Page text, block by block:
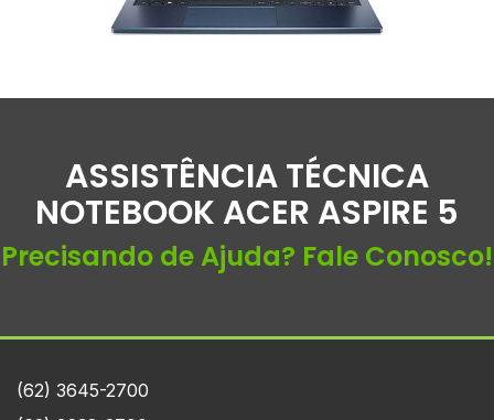
ASSISTÊNCIA TÉCNICA
NOTEBOOK ACER ASPIRE 5
Precisando de Ajuda? Fale Conosco!
(62) 3645-2700